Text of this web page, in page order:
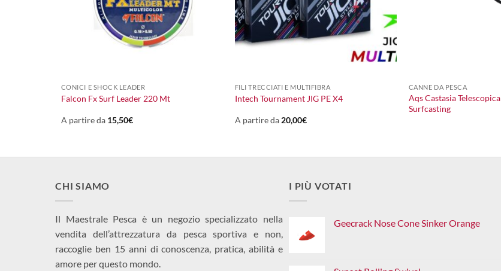
CONICI E SHOCK LEADER
Falcon Fx Surf Leader 220 Mt
A partire da 15,50€
FILI TRECCIATI E MULTIFIBRA
Intech Tournament JIG PE X4
A partire da 20,00€
CANNE DA PESCA
Aqs Castasia Telescopica
Surfcasting
CHI SIAMO
Il Maestrale Pesca è un negozio specializzato nella
vendita dell’attrezzatura da pesca sportiva e non,
raccoglie ben 15 anni di conoscenza, pratica, abilità e
amore per questo mondo.
I PIÙ VOTATI
Geecrack Nose Cone Sinker Orange